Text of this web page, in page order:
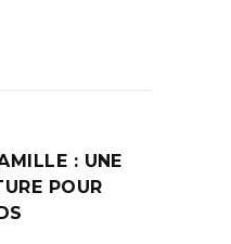
: UNE
POUR